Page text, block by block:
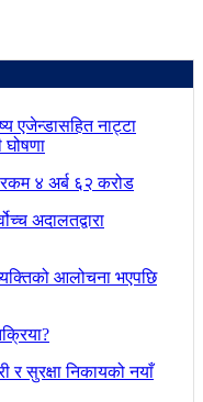
एजेन्डासहित नाट्टा
घोषणा
४ अर्ब ६२ करोड
अदालतद्वारा
आलोचना भएपछि
र सुरक्षा निकायको नयाँ